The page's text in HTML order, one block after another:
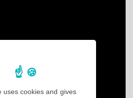
uses cookies and gives